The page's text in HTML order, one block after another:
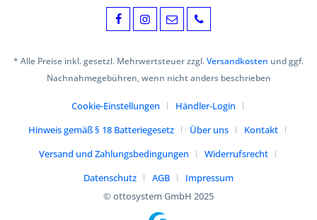
* Alle Preise inkl. gesetzl. Mehrwertsteuer zzgl.Versandkosten und ggf.
Nachnahmegebühren, wenn nicht anders beschrieben
Cookie-Einstellungen
Händler-Login
Hinweis gemäß § 18 Batteriegesetz
Über uns
Kontakt
Versand und Zahlungsbedingungen
Widerrufsrecht
Datenschutz
AGB
Impressum
© ottosystem GmbH 2025